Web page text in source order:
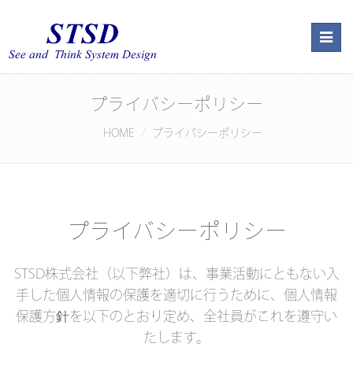
プライバシーポリシー
HOME プライバシーポリシー
プライバシーポリシー
STSD株式会社（以下弊社）は、事業活動にともない入
手した個人情報の保護を適切に行うために、個人情報
保護方針を以下のとおり定め、全社員がこれを遵守い
たします。